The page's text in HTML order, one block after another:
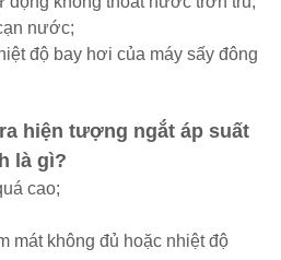
nước;
độ bay hơi của máy sấy đông
hiện tượng ngắt áp suất
là gì?
cao;
mát không đủ hoặc nhiệt độ